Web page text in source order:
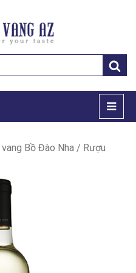
vang Bồ Đào Nha / Rượu